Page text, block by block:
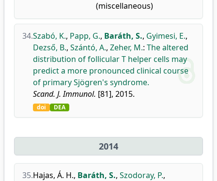
(miscellaneous)
34.Szabó, K., Papp, G., Baráth, S., Gyimesi, E.,
Dezső, B., Szántó, A., Zeher, M.: The altered
distribution of follicular T helper cells may
predict a more pronounced clinical course
of primary Sjögren's syndrome.
Scand. J. Immunol. [81], 2015.
doi DEA
2014
35.Hajas, Á. H., Baráth, S., Szodoray, P.,